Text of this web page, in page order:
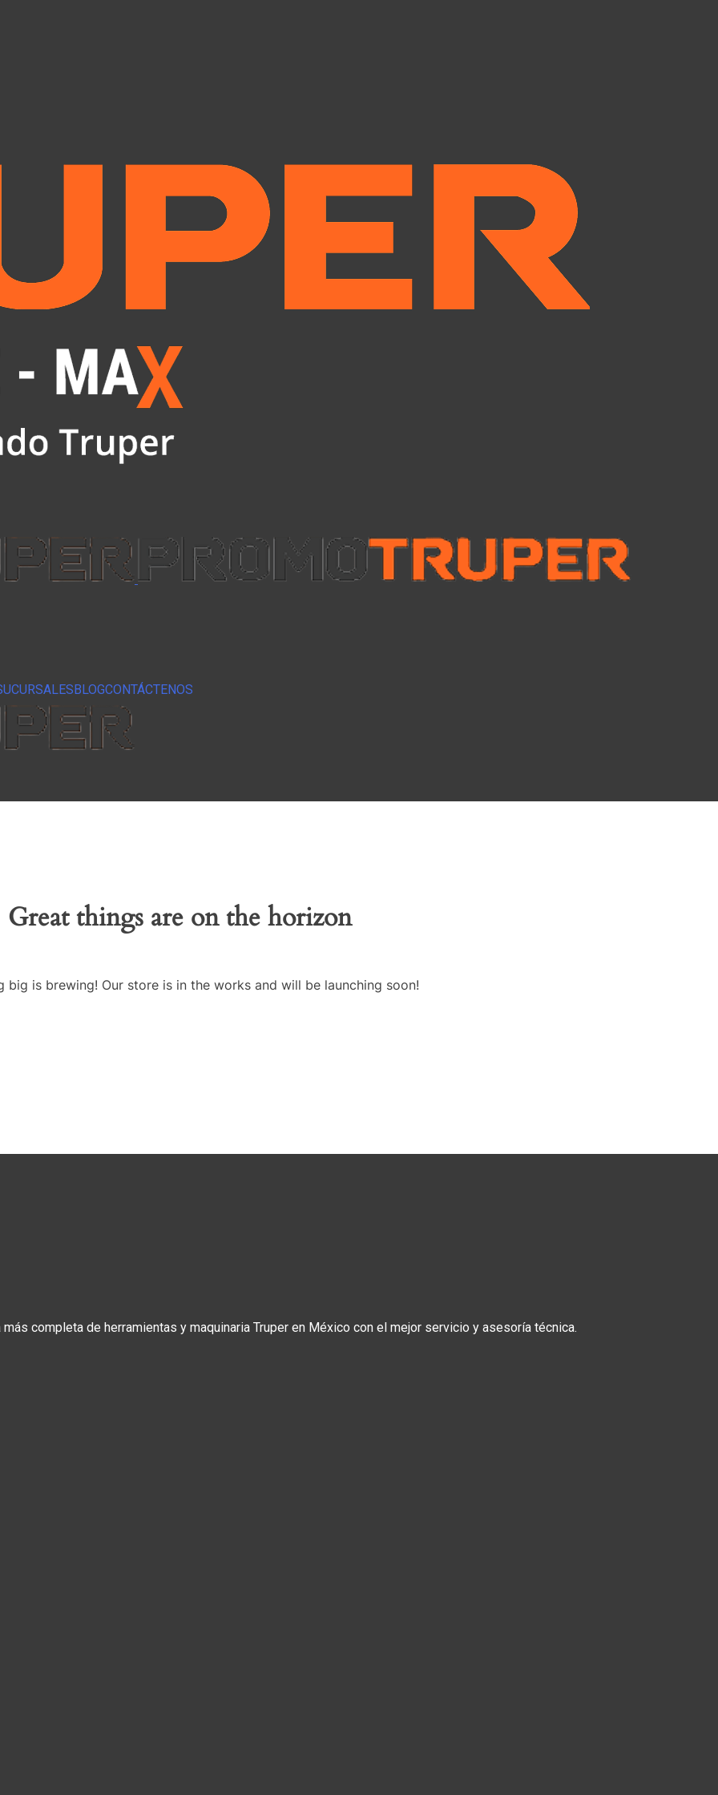
BLOGCONTÁCTENOS
Great things are on the horizon
big is brewing! Our store is in the works and will be launching soon!
completa de herramientas y maquinaria Truper en México con el mejor servicio y asesoría técnica.